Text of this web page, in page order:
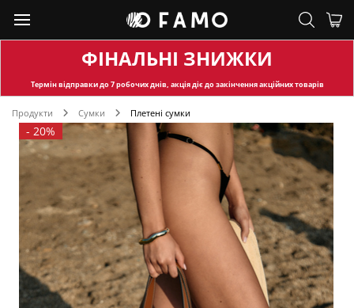
ФІНАЛЬНІ ЗНИЖКИ
Термін відправкидо 7 робочих днів, акція діє до закінчення акційних товарів
Продукти Сумки Плетені сумки
- 20%